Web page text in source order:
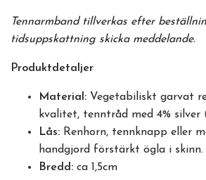
Tennarmband tillverkas efter
tidsuppskattning skicka meddelande.
Produktdetaljer
Material: Vegetabiliskt garvat
kvalitet, tenntråd med 4% silver
Lås: Renhorn, tennknapp eller
handgjord förstärkt ögla i skinn.
Bredd: ca 1,5cm